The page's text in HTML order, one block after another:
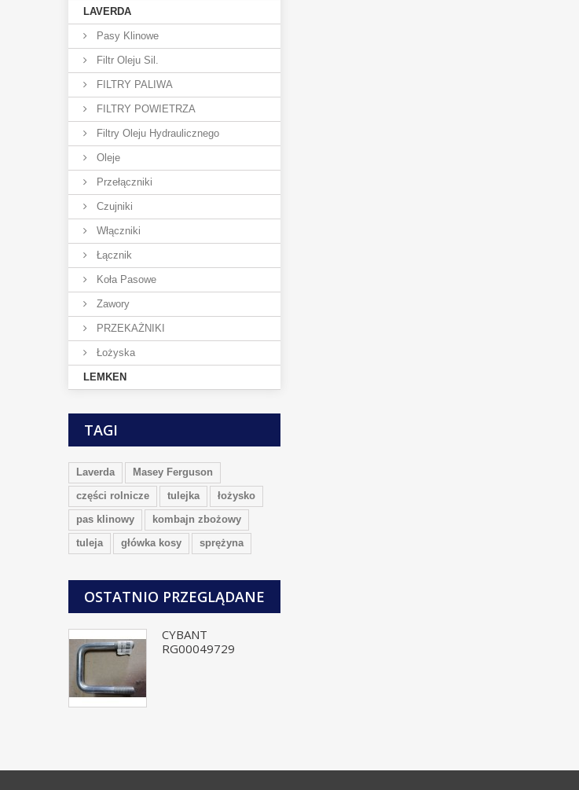
LAVERDA
Pasy Klinowe
Filtr Oleju Sil.
FILTRY PALIWA
FILTRY POWIETRZA
Filtry Oleju Hydraulicznego
Oleje
Przełączniki
Czujniki
Włączniki
Łącznik
Koła Pasowe
Zawory
PRZEKAŻNIKI
Łożyska
LEMKEN
TAGI
Laverda
Masey Ferguson
części rolnicze
tulejka
łożysko
pas klinowy
kombajn zbożowy
tuleja
główka kosy sprężyna
OSTATNIO PRZEGLĄDANE
CYBANT
RG00049729